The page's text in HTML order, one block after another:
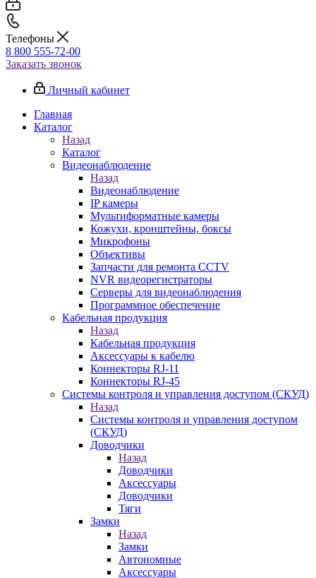
Телефоны
8 800 555-72-00
Заказать звонок
Личный кабинет
Главная
Каталог
Назад
Каталог
Видеонаблюдение
Назад
Видеонаблюдение
IP камеры
Мультиформатные камеры
Кожухи, кронштейны, боксы
Микрофоны
Объективы
Запчасти для ремонта CCTV
NVR видеорегистраторы
Серверы для видеонаблюдения
Программное обеспечение
Кабельная продукция
Назад
Кабельная продукция
Аксессуары к кабелю
Коннекторы RJ-11
Коннекторы RJ-45
Системы контроля и управления доступом (СКУД)
Назад
Системы контроля и управления доступом
(СКУД)
Доводчики
Назад
Доводчики
Аксессуары
Доводчики
Тяги
Замки
Назад
Замки
Автономные
Аксессуары